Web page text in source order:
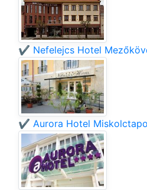
✔️ Nefelejcs Hotel
✔️ Aurora Hotel